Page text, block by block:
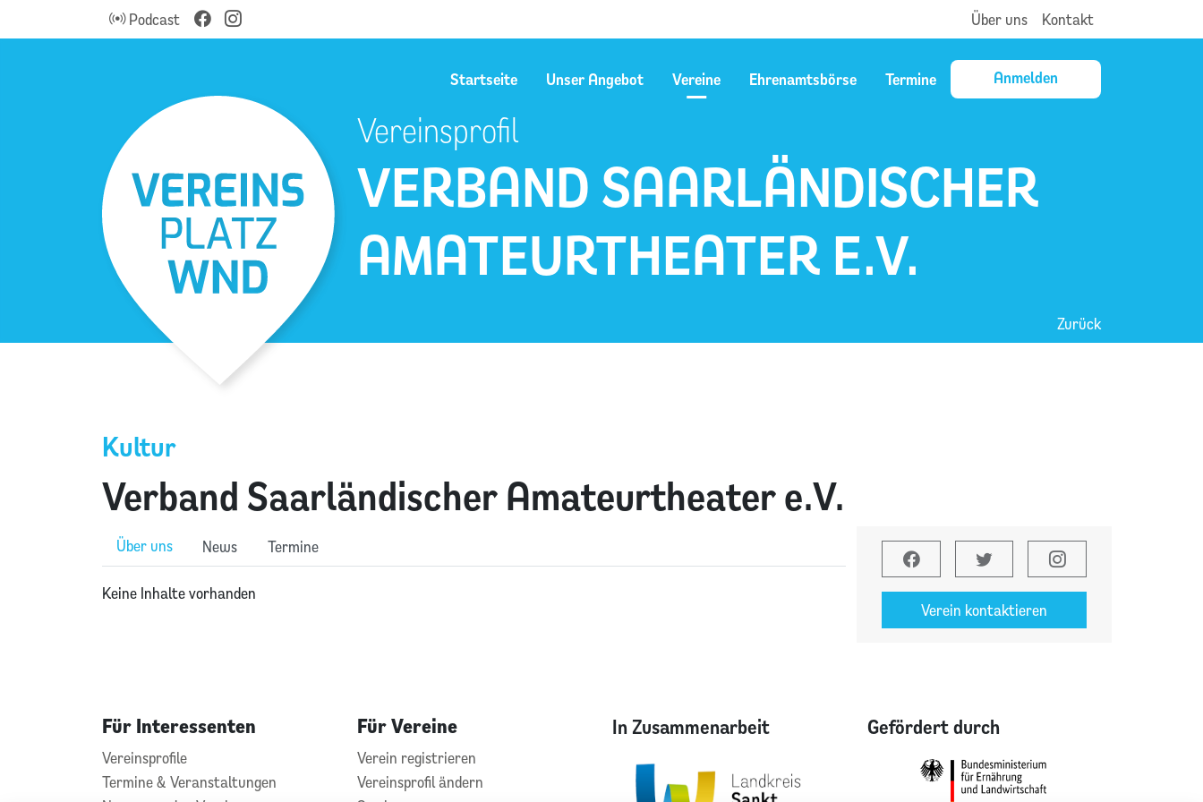
Podcast Über uns Kontakt
Startseite Unser Angebot Vereine Ehrenamtsbörse Termine Anmelden
VERBAND SAARLÄNDISCHER
AMATEURTHEATER E.V.
Vereinsprofil
Zurück
Verband Saarländischer Amateurtheater e.V.
Kultur
Über uns News Termine
Keine Inhalte vorhanden
Verein kontaktieren
Für Interessenten
Vereinsprofile
Termine & Veranstaltungen
Für Vereine
Verein registrieren
Vereinsprofil ändern
In Zusammenarbeit Gefördert durch